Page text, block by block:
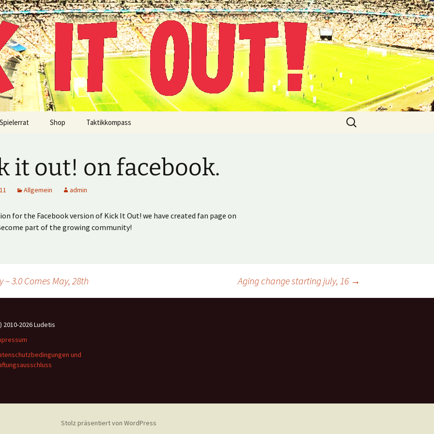
Spielerrat Shop Taktikkompass
Suche
nach:
it out! on facebook.
Allgemein admin
for the Facebook version of Kick It Out! we have created fan page on
part of the growing community!
3.0 Comes May, 28th Aging change starting july, 16 →
2010-2026 Ludetis
und
Stolz präsentiert von WordPress